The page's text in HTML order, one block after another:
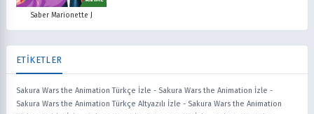
Saber Marionette J
ETİKETLER
Sakura Wars the Animation Türkçe İzle - Sakura Wars the Animation İzle -
Sakura Wars the Animation Türkçe Altyazılı İzle - Sakura Wars the Animation